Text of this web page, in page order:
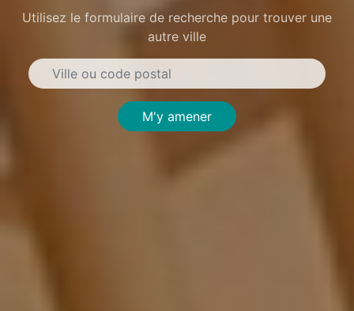
Utilisez le formulaire de recherche pour trouver une
autre ville
M'y amener